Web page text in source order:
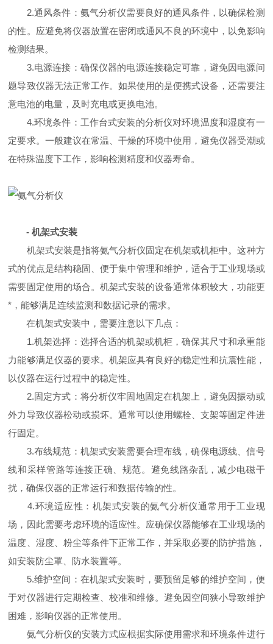
2.通风条件：氨气分析仪需要良好的通风条件，以确保检测
的性。应避免将仪器放置在密闭或通风不良的环境中，以免影响
检测结果。
3.电源连接：确保仪器的电源连接稳定可靠，避免因电源问
题导致仪器无法正常工作。如果使用的是便携式设备，还需要注
意电池的电量，及时充电或更换电池。
4.环境条件：工作台式安装的分析仪对环境温度和湿度有一
定要求。一般建议在常温、干燥的环境中使用，避免仪器受潮或
在特殊温度下工作，影响检测精度和仪器寿命。
- 机架式安装
机架式安装是指将氨气分析仪固定在机架或机柜中。这种方
式的优点是结构稳固、便于集中管理和维护，适合于工业现场或
需要固定使用的场合。机架式安装的设备通常体积较大，功能更
*，能够满足连续监测和数据记录的需求。
在机架式安装中，需要注意以下几点：
1.机架选择：选择合适的机架或机柜，确保其尺寸和承重能
力能够满足仪器的要求。机架应具有良好的稳定性和抗震性能，
以仪器在运行过程中的稳定性。
2.固定方式：将分析仪牢固地固定在机架上，避免因振动或
外力导致仪器松动或损坏。通常可以使用螺栓、支架等固定件进
行固定。
3.布线规范：机架式安装需要合理布线，确保电源线、信号
线和采样管路等连接正确、规范。避免线路杂乱，减少电磁干
扰，确保仪器的正常运行和数据传输的性。
4.环境适应性：机架式安装的氨气分析仪通常用于工业现
场，因此需要考虑环境的适应性。应确保仪器能够在工业现场的
温度、湿度、粉尘等条件下正常工作，并采取必要的防护措施，
如安装防尘罩、防水装置等。
5.维护空间：在机架式安装时，要预留足够的维护空间，便
于对仪器进行定期检查、校准和维修。避免因空间狭小导致维护
困难，影响仪器的正常使用。
氨气分析仪的安装方式应根据实际使用需求和环境条件进行